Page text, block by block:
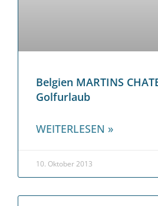
Belgien MARTINS
Golfurlaub
WEITERLESEN »
10. Oktober 2013